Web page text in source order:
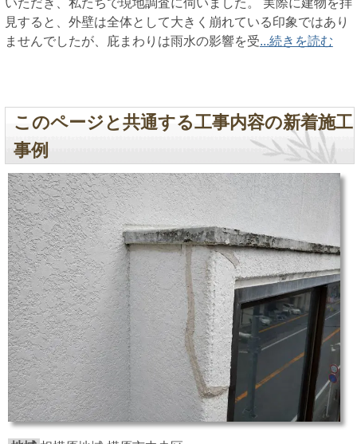
見すると、外壁は全体として大きく崩れている印象ではあり
ませんでしたが、庇まわりは雨水の影響を受...続きを読む
このページと共通する工事内容の新着施工
事例